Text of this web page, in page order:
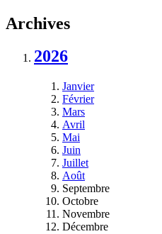
Archives
2026
Janvier
Février
Mars
Avril
Mai
Juin
Juillet
Août
Septembre
Octobre
Novembre
Décembre